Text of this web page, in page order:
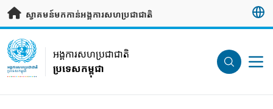
រំលងទៅមាតិកាសំខាន់
ស្វាគមន៍មកកាន់អង្គការសហប្រជាជាតិ
UN Logo
អង្គការសហប្រជាជាតិ
ប្រទេសកម្ពុជា
អង្គការសហប្រជាជាតិ
ប្រទេសកម្ពុជា